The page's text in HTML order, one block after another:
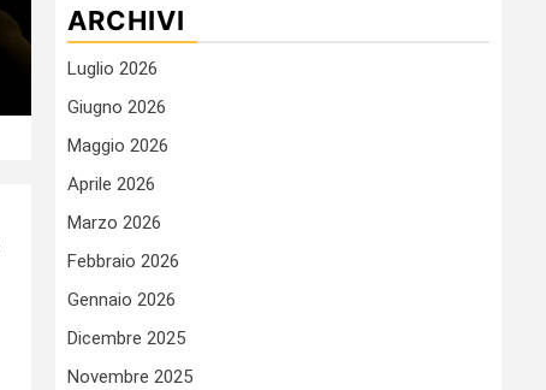
ARCHIVI
Luglio 2026
Giugno 2026
Maggio 2026
Aprile 2026
Marzo 2026
Febbraio 2026
Gennaio 2026
Dicembre 2025
Novembre 2025